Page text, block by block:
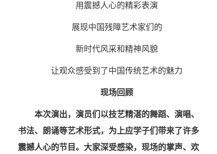
用震撼人心的精彩表演
展现中国残障艺术家们的
新时代风采和精神风貌
让观众感受到了中国传统艺术的魅力
现场回顾
本次演出，演员们以技艺精湛的舞蹈、演唱、
书法、朗诵等艺术形式，为上应学子们带来了许多
震撼人心的节目。大家深受感染，现场的掌声、欢